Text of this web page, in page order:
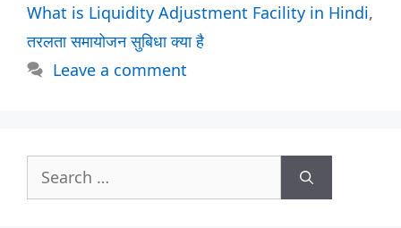
What is Liquidity Adjustment Facility in Hindi,
तरलता समायोजन सुबिधा क्या है
Leave a comment
for: